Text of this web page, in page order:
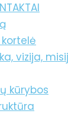
vizija,
kūrybos